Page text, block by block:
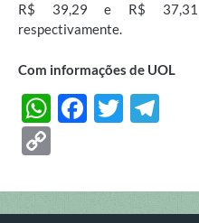
R$ 39,29 e R$ 37,31
respectivamente.
Com informações de UOL
W
s
F
b
T
er gr
p